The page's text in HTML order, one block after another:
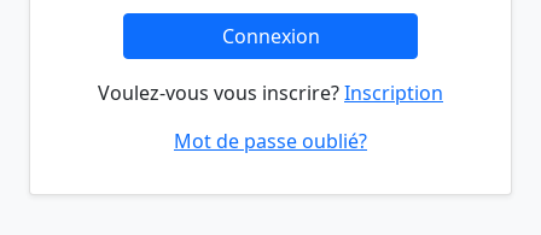
Connexion
Voulez-vous vous inscrire?Inscription
Mot de passe oublié?